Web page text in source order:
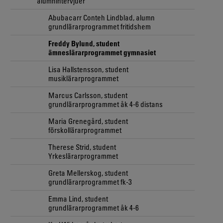
Abubacarr Conteh Lindblad, alumn
grundlärarprogrammet fritidshem
Freddy Bylund, student
ämneslärarprogrammet gymnasiet
Lisa Hallstensson, student
musiklärarprogrammet
Marcus Carlsson, student
grundlärarprogrammet åk 4-6 distans
Maria Grenegård, student
förskollärarprogrammet
Therese Strid, student
Yrkeslärarprogrammet
Greta Mellerskog, student
grundlärarprogrammet fk-3
Emma Lind, student
grundlärarprogrammet åk 4-6